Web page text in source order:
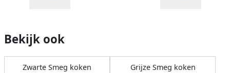
Bekijk ook
Zwarte Smeg koken Grijze Smeg koken